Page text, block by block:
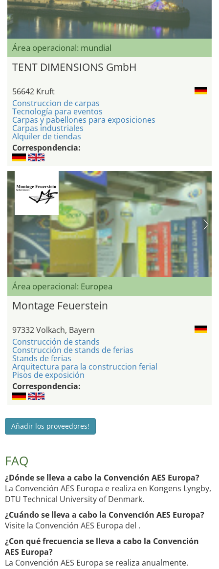
Área operacional: mundial
TENT DIMENSIONS GmbH
56642 Kruft
Construccion de carpas
Tecnología para eventos
Carpas y pabellones para exposiciones
Carpas industriales
Alquiler de tiendas
Correspondencia:
Área operacional: Europea
Montage Feuerstein
97332 Volkach, Bayern
Construcción de stands
Construcción de stands de ferias
Stands de ferias
Arquitectura para la construccion ferial
Pisos de exposición
Correspondencia:
Añadir los proveedores!
FAQ
¿Dónde se lleva a cabo la Convención AES Europa?
La Convención AES Europa e realiza en Kongens Lyngby,
DTU Technical University of Denmark.
¿Cuándo se lleva a cabo la Convención AES Europa?
Visite la Convención AES Europa del .
¿Con qué frecuencia se lleva a cabo la Convención
AES Europa?
La Convención AES Europa se realiza anualmente.